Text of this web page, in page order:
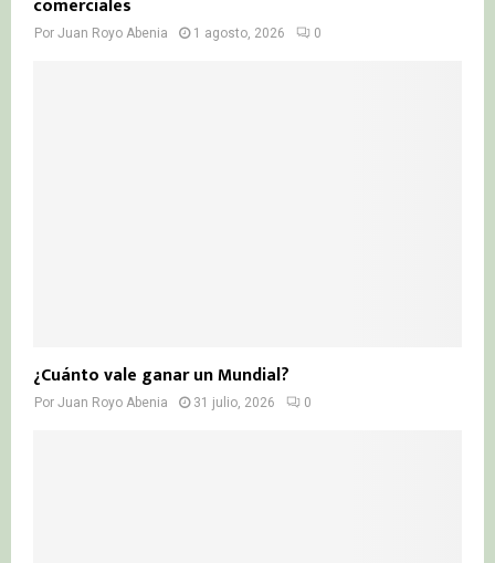
comerciales
Por Juan Royo Abenia 1 agosto, 2026 0
¿Cuánto vale ganar un Mundial?
Por Juan Royo Abenia 31 julio, 2026 0